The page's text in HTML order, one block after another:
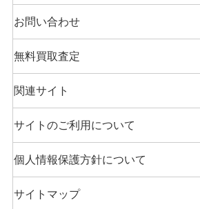
お問い合わせ
無料買取査定
関連サイト
サイトのご利用について
個人情報保護方針について
サイトマップ